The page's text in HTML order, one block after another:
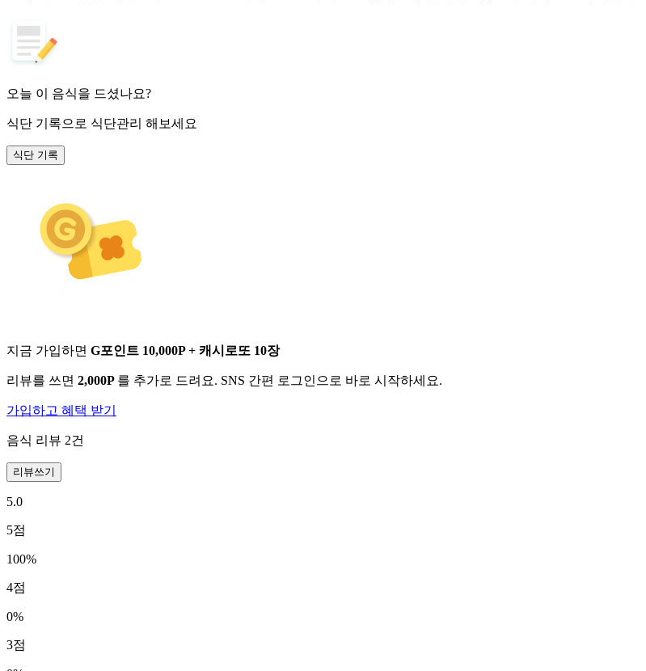
오늘 이 음식을 드셨나요?
식단 기록으로 식단관리 해보세요
식단 기록
지금 가입하면 G포인트 10,000P + 캐시로또 10장
리뷰를 쓰면 2,000P 를 추가로 드려요. SNS 간편 로그인으로 바로 시작하세요.
가입하고 혜택 받기
음식 리뷰 2건
리뷰쓰기
5.0
5점
100%
4점
0%
3점